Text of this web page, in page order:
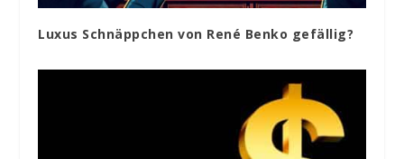
Luxus Schnäppchen von René Benko gefällig?